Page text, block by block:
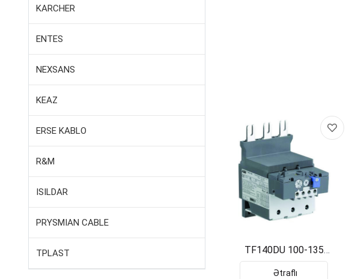
KARCHER
ENTES
NEXSANS
KEAZ
ERSE KABLO
R&M
ISILDAR
PRYSMIAN CABLE
TPLAST
TF140DU 100-135
1SAZ431201R1003
Ətraflı